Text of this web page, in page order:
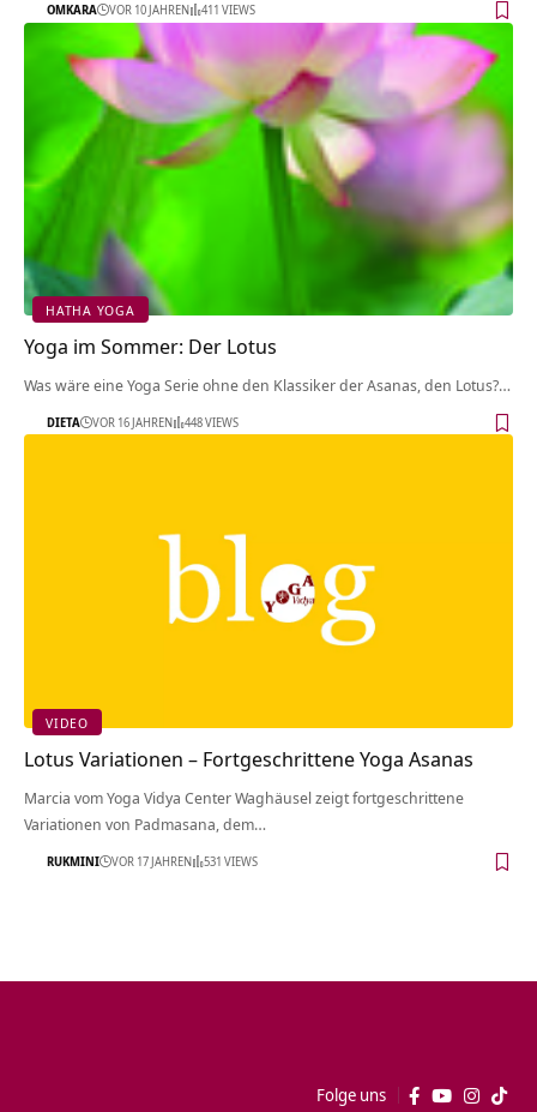
OMKARA VOR 10 JAHREN 411 VIEWS
HATHA YOGA
Yoga im Sommer: Der Lotus
Was wäre eine Yoga Serie ohne den Klassiker der Asanas, den Lotus?…
DIETA VOR 16 JAHREN 448 VIEWS
VIDEO
Lotus Variationen – Fortgeschrittene Yoga Asanas
Marcia vom Yoga Vidya Center Waghäusel zeigt fortgeschrittene
Variationen von Padmasana, dem…
RUKMINI VOR 17 JAHREN 531 VIEWS
Folge uns